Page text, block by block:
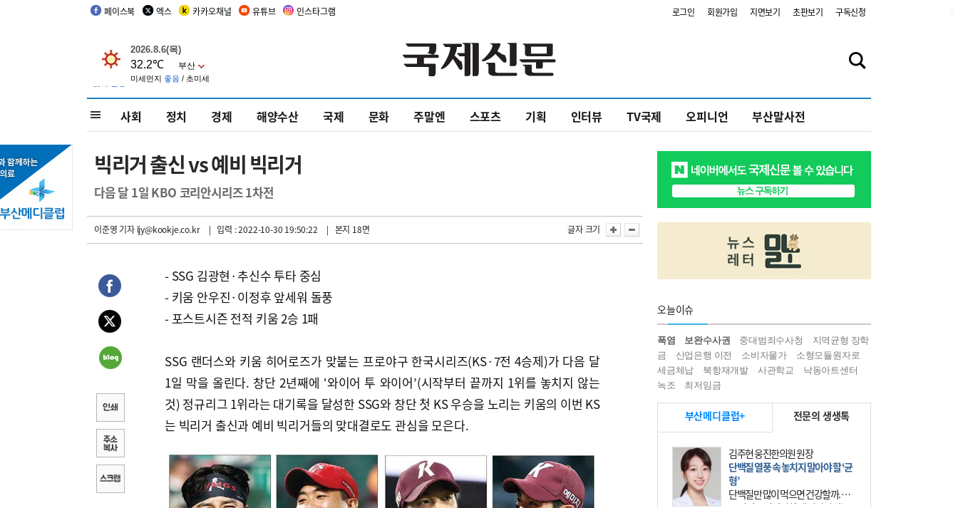
페이스북 엑스 카카오채널 유튜브 인스타그램 로그인 회원가입 지면보기 초판보기 구독신청
사회 정치 경제 해양수산 국제 문화 주말엔 스포츠 기획 인터뷰 TV국제 오피니언 부산말사전
빅리거 출신 vs 예비 빅리거
다음 달 1일 KBO 코리안시리즈 1차전
이준영 기자ljy@kookje.co.kr | 입력 : 2022-10-30 19:50:22 | 본지 18면 글자 크기
- SSG 김광현·추신수 투타 중심
- 키움 안우진·이정후 앞세워 돌풍
- 포스트시즌 전적 키움 2승 1패
SSG 랜더스와 키움 히어로즈가 맞붙는 프로야구 한국시리즈(KS·7전 4승제)가 다음 달
1일 막을 올린다. 창단 2년째에 ‘와이어 투 와이어’(시작부터 끝까지 1위를 놓치지 않는
것) 정규리그 1위라는 대기록을 달성한 SSG와 창단 첫 KS 우승을 노리는 키움의 이번 KS
는 빅리거 출신과 예비 빅리거들의 맞대결로도 관심을 모은다.
오늘이슈
폭염 보완수사권 중대범죄수사청
지역균형 장학
금
산업은행 이전 소비자물가
소형모듈원자로
세금체납
북항재개발 사관학교
낙동아트센터
녹조
최저임금
부산메디클럽+ 전문의 생생톡
김주현 웅진한의원 원장
단백질 열풍 속 놓치지 말아야 할 ‘균
형’
단백질만 많이 먹으면 건강할까. 요